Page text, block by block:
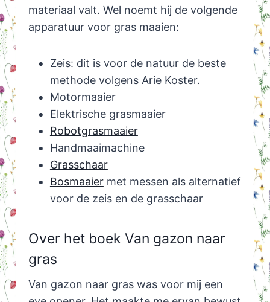
materiaal valt. Wel noemt hij de volgende
apparatuur voor gras maaien:
Zeis: dit is voor de natuur de beste
methode volgens Arie Koster.
Motormaaier
Elektrische grasmaaier
Robotgrasmaaier
Handmaaimachine
Grasschaar
Bosmaaiermet messen als alternatief
voor de zeis en de grasschaar
Over het boek Van gazon naar
gras
Van gazon naar gras was voor mij een